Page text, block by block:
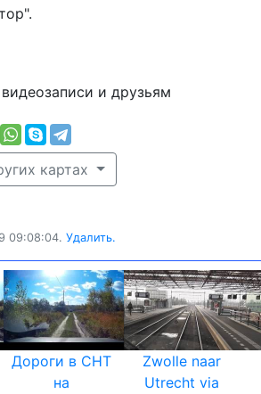
и друзьям
картах
09:08:04. Удалить.
Дороги в СНТ
на
Zwolle naar
Utrecht via